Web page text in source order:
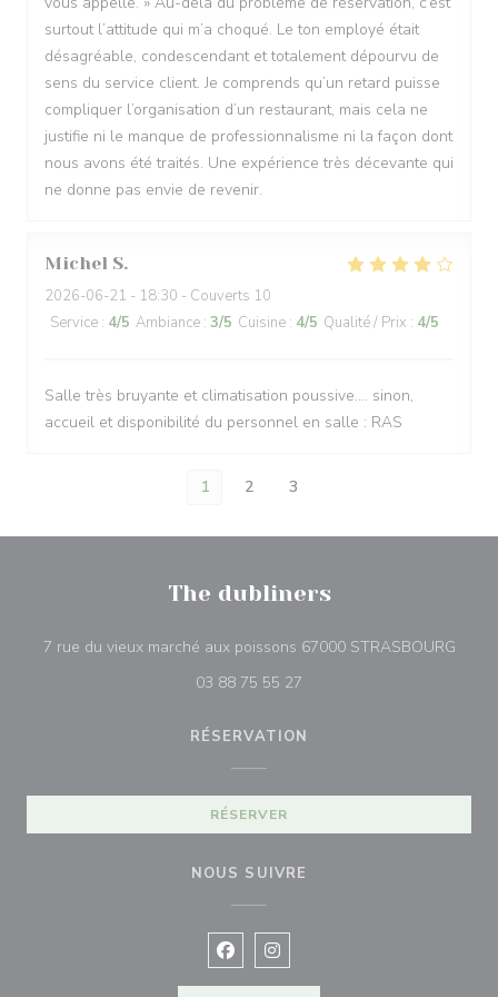
surtout l’attitude qui m’a choqué. Le ton employé était
désagréable, condescendant et totalement dépourvu de
sens du service client. Je comprends qu’un retard puisse
compliquer l’organisation d’un restaurant, mais cela ne
justifie ni le manque de professionnalisme ni la façon dont
nous avons été traités. Une expérience très décevante qui
ne donne pas envie de revenir.
Michel S
2026-06-21 - 18:30 - Couverts 10
Service : 4/5 Ambiance : 3/5 Cuisine : 4/5 Qualité / Prix : 4/5
Salle très bruyante et climatisation poussive.... sinon,
accueil et disponibilité du personnel en salle : RAS
1 2 3
The dubliners
7 rue du vieux marché aux poissons 67000 STRASBOURG
03 88 75 55 27
RÉSERVATION
RÉSERVER
NOUS SUIVRE
Facebook ((ouvre une nouvelle
Instagram ((ouvre une